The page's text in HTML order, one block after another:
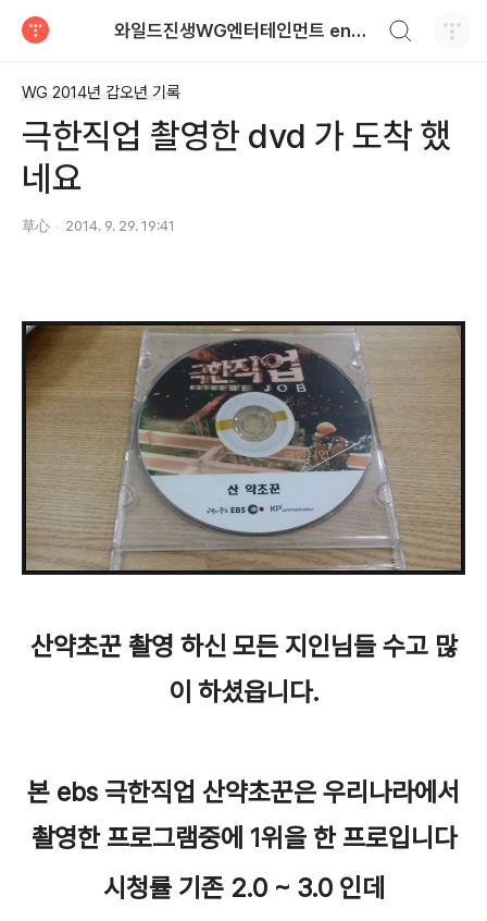
와일드진생WG엔터테인먼트 entertainment
WG 2014년 갑오년 기록
극한직업 촬영한 dvd 가 도착 했
네요
草心 2014. 9. 29. 19:41
산약초꾼 촬영 하신 모든 지인님들 수고 많
이 하셨읍니다.
본 ebs 극한직업 산약초꾼은 우리나라에서
촬영한 프로그램중에 1위을 한 프로입니다
시청률 기존 2.0 ~ 3.0 인데